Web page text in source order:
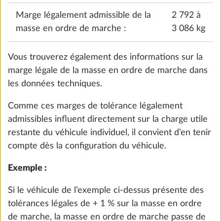
537 €
Kit de démarrage de base E-Trailer (mise
à niveau du véhicule et indicateur de
Plus
charge utile minimale, la masse maximale pour
l’équipement spécial est également calculée en
tenant compte, à titre de précaution, des tolérances
légales admises. Sont également pris en compte les
éléments d’équipements spéciaux des variantes
nationales / modèles spéciaux qui ne font pas partie
Vous trouverez des informations sur la masse
maximale des équipements spéciaux pour chaque
plan d’aménagement dans les données techniques.
OK, c’est parti